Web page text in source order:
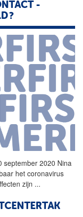
-
september 2020 Nina
het coronavirus
zijn ...